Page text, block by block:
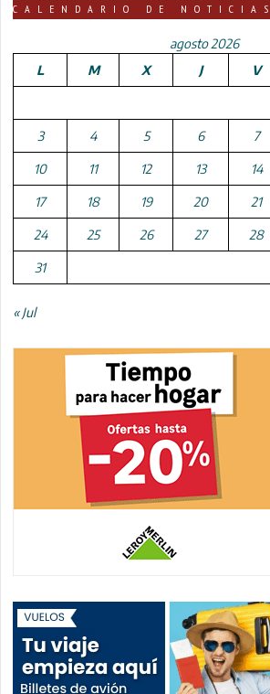
CALENDARIO DE NOTICIAS
agosto 2026
L
M X J V
3 4 5 6 7
10 11 12 13 14
17 18 19 20 21
24 25 26 27 28
31
« Jul